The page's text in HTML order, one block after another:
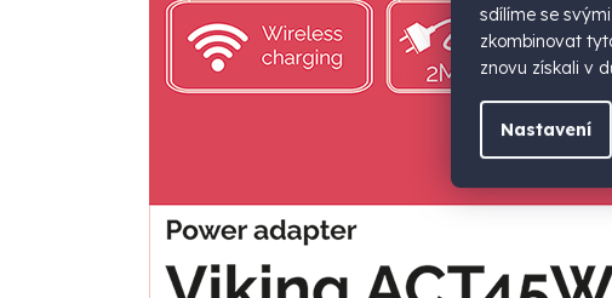
sdílíme se
zkombinovat
znovu získali v
Nastavení